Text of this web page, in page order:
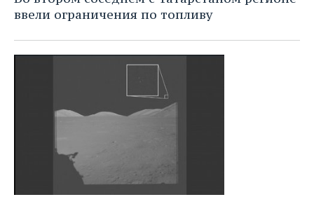
ввели ограничения по топливу